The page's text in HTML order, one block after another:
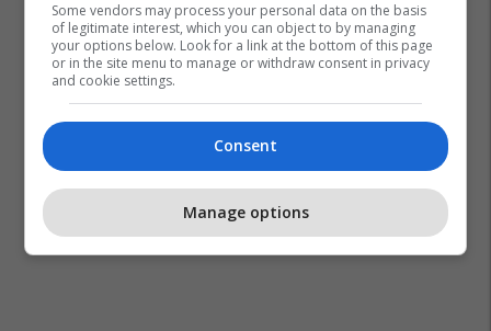
Some vendors may process your personal data on the basis
of legitimate interest, which you can object to by managing
your options below. Look for a link at the bottom of this page
or in the site menu to manage or withdraw consent in privacy
and cookie settings.
Consent
Manage options